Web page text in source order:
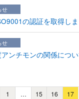
せ
の認証を取得し
せ
ンチモンの関係につ
1 … 15 16 17